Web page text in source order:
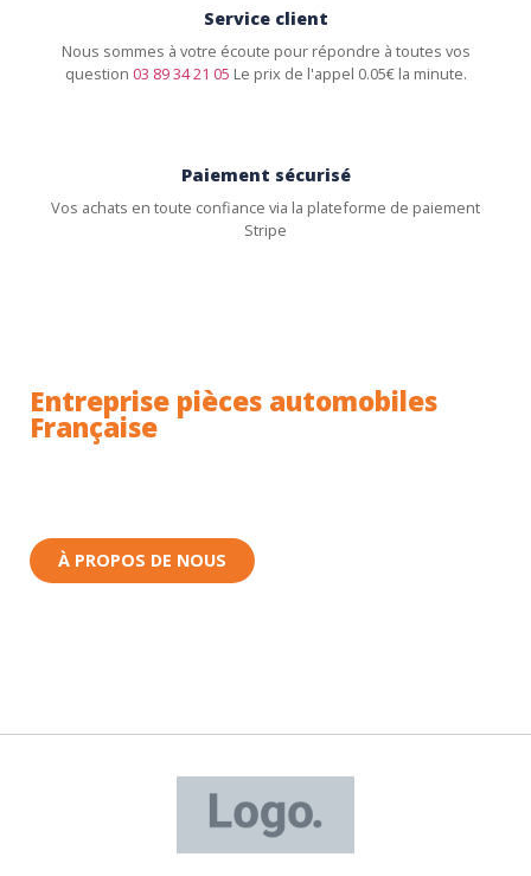
Service client
Nous sommes à votre écoute pour répondre à toutes vos
question 03 89 34 21 05 Le prix de l'appel 0.05€ la minute.
Paiement sécurisé
Vos achats en toute confiance via la plateforme de paiement
Stripe
Entreprise pièces automobiles
Française
À PROPOS DE NOUS